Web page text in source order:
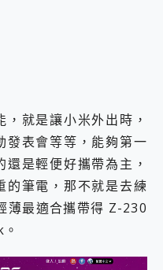
就是讓小米外出時，
發表會等等，能夠第一
是輕便好攜帶為主，
的筆電，那不就是去練
薄最適合攜帶得 Z-230